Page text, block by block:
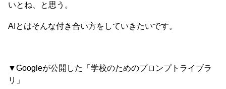
いとね、と思う。
AIとはそんな付き合い方をしていきたいです。
▼Googleが公開した「学校のためのプロンプトライブラ
リ」